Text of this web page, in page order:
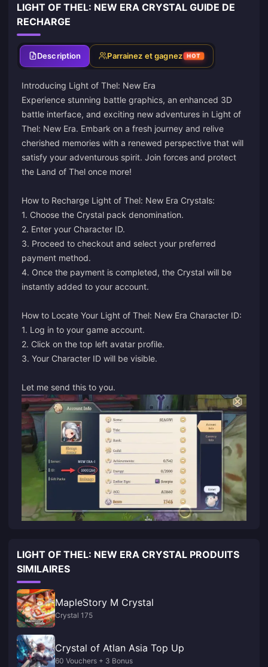
LIGHT OF THEL: NEW ERA CRYSTAL GUIDE DE
RECHARGE
Description Parrainez et gagnez HOT
Introducing Light of Thel: New Era
Experience stunning battle graphics, an enhanced 3D
battle interface, and exciting new adventures in Light of
Thel: New Era. Embark on a fresh journey and relive
cherished memories with a renewed perspective that will
satisfy your adventurous spirit. Join forces and protect
the Land of Thel once more!
How to Recharge Light of Thel: New Era Crystals:
1. Choose the Crystal pack denomination.
2. Enter your Character ID.
3. Proceed to checkout and select your preferred
payment method.
4. Once the payment is completed, the Crystal will be
instantly added to your account.
How to Locate Your Light of Thel: New Era Character ID:
1. Log in to your game account.
2. Click on the top left avatar profile.
3. Your Character ID will be visible.
Let me send this to you.
LIGHT OF THEL: NEW ERA CRYSTAL PRODUITS
SIMILAIRES
MapleStory M Crystal
Crystal 175
Crystal of Atlan Asia Top Up
60 Vouchers + 3 Bonus